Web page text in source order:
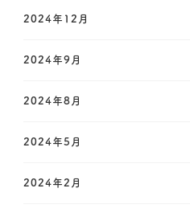
?2024年12月
2024年9月
2024年8月
2024年5月
2024年2月